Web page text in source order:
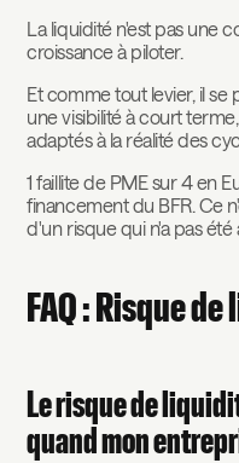
La liquidité n'est pas une
croissance à piloter.
Et comme tout levier, il se
une visibilité à court
adaptés à la réalité des
1 faillite de PME sur 4 en
financement du BFR. Ce
d'un risque qui n'a pas été
FAQ : Risque
Le risque de
quand mon